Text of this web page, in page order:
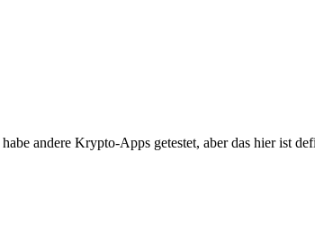
andere Krypto-Apps getestet, aber das hier ist